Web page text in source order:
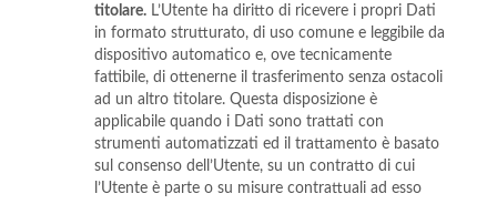
titolare.L’Utente ha diritto di ricevere i propri Dati
in formato strutturato, di uso comune e leggibile da
dispositivo automatico e, ove tecnicamente
fattibile, di ottenerne il trasferimento senza ostacoli
ad un altro titolare. Questa disposizione è
applicabile quando i Dati sono trattati con
strumenti automatizzati ed il trattamento è basato
sul consenso dell’Utente, su un contratto di cui
l’Utente è parte o su misure contrattuali ad esso